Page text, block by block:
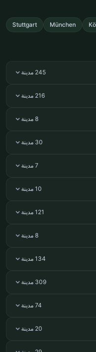
München
Stuttgart
245 مدينة
216 مدينة
8 مدينة
30 مدينة
7 مدينة
10 مدينة
121 مدينة
8 مدينة
134 مدينة
309 مدينة
74 مدينة
20 مدينة